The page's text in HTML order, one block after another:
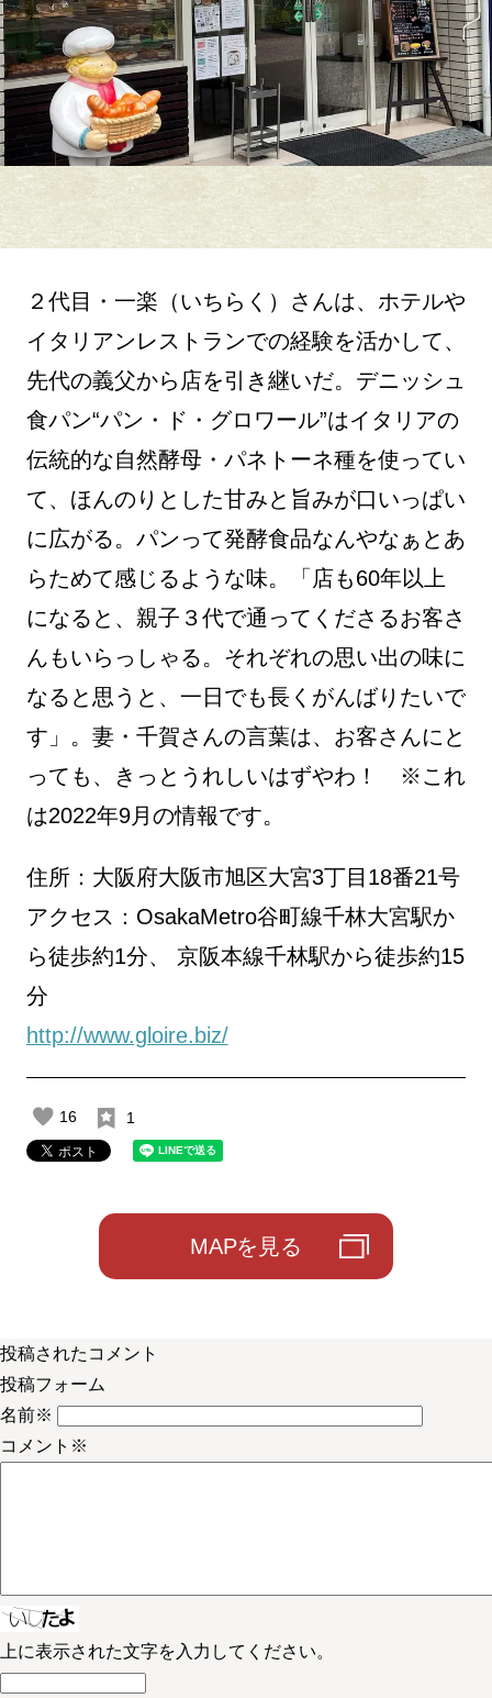
1960（昭和35）年、独立を機に縁あって千林大宮商店街にて開
業。
２代目・一楽（いちらく）さんは、ホテルや
イタリアンレストランでの経験を活かして、
先代の義父から店を引き継いだ。デニッシュ
食パン“パン・ド・グロワール”はイタリアの
伝統的な自然酵母・パネトーネ種を使ってい
て、ほんのりとした甘みと旨みが口いっぱい
に広がる。パンって発酵食品なんやなぁとあ
らためて感じるような味。「店も60年以上
になると、親子３代で通ってくださるお客さ
んもいらっしゃる。それぞれの思い出の味に
なると思うと、一日でも長くがんばりたいで
す」。妻・千賀さんの言葉は、お客さんにと
っても、きっとうれしいはずやわ！ ※これ
は2022年9月の情報です。
住所：大阪府大阪市旭区大宮3丁目18番21号
アクセス：OsakaMetro谷町線千林大宮駅か
ら徒歩約1分、 京阪本線千林駅から徒歩約15
分
http://www.gloire.biz/
16 1
MAPを見る
投稿されたコメント
投稿フォーム
名前※
コメント ※
上に表示された文字を入力してください。